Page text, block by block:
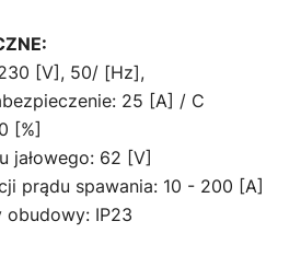
[V], 50/ [Hz],
25 [A] / C
[%]
jałowego: 62 [V]
prądu spawania: 10 - 200 [A]
obudowy: IP23